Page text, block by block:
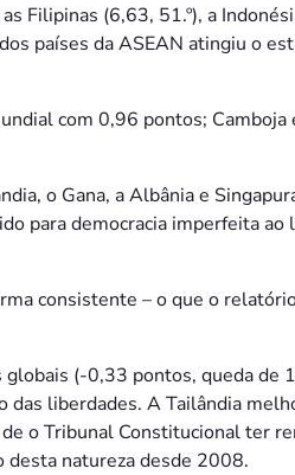
Filipinas (6,63, 51.º), a
países da ASEAN atingiu o
com 0,96 pontos; Camboja
o Gana, a Albânia e
para democracia imperfeita ao
consistente – o que o
(-0,33 pontos, queda de
das liberdades. A Tailândia
o Tribunal Constitucional ter
natureza desde 2008.